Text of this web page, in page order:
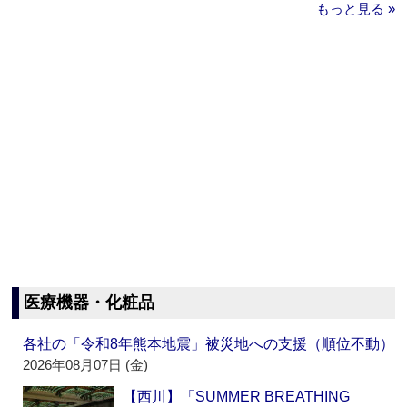
もっと見る »
医療機器・化粧品
各社の「令和8年熊本地震」被災地への支援（順位不動）
2026年08月07日 (金)
【西川】「SUMMER BREATHING